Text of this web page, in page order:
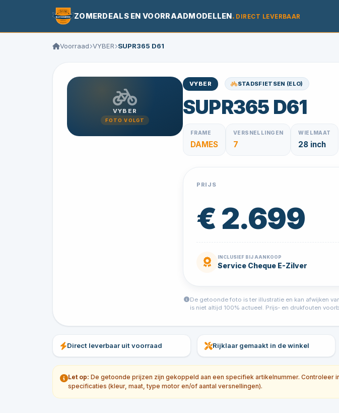
ZOMERDEALS EN VOORRAADMODELLEN. DIRECT LEVERBAAR
Voorraad VYBER SUPR365 D61
VYBER
FOTO VOLGT
VYBER STADSFIETSEN (ELO)
SUPR365 D61
FRAME
DAMES
VERSNELLINGEN
7
WIELMAAT
28 inch
PRIJS
€ 2.699
INCLUSIEF BIJ AANKOOP
Service Cheque E-Zilver
De getoonde foto is ter illustratie en kan afwijken
is niet altijd 100% actueel. Prijs- en drukfouten
Direct leverbaar uit voorraad Rijklaar gemaakt in de winkel
Let op: De getoonde prijzen zijn gekoppeld aan een specifiek artikelnummer. Controleer
specificaties (kleur, maat, type motor en/of aantal versnellingen).